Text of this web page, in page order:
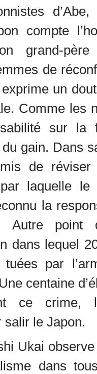
compte
grand-
de
un
Comme les
sur la
du gain. Dans
de
laquelle le
la
Autre point
dans lequel
par
centaine
ce crime,
salir le Japon.
Ukai
dans